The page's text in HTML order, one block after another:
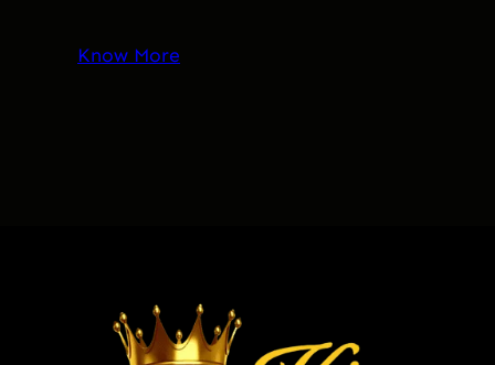
Know More